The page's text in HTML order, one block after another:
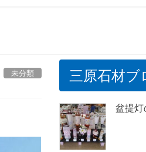
未分類 三原石材ブ
盆提灯